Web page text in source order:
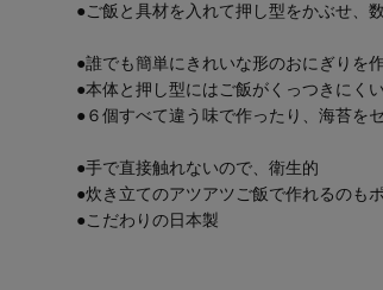
●ご飯と具材を入れて押し型をかぶせ、
●誰でも簡単にきれいな形のおにぎりを
●本体と押し型にはご飯がくっつきにく
●６個すべて違う味で作ったり、海苔を
●手で直接触れないので、衛生的
●炊き立てのアツアツご飯で作れるのも
●こだわりの日本製